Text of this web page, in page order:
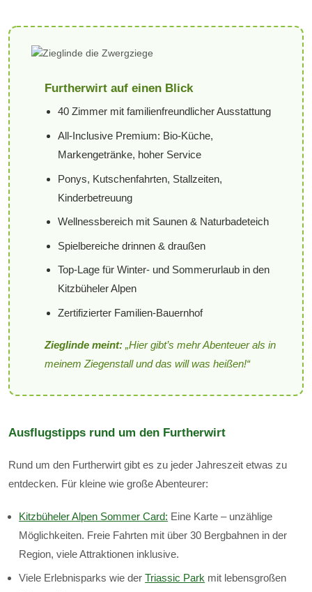
Furtherwirt auf einen Blick
40 Zimmer mit familienfreundlicher Ausstattung
All-Inclusive Premium: Bio-Küche,
Markengetränke, hoher Service
Ponys, Kutschenfahrten, Stallzeiten,
Kinderbetreuung
Wellnessbereich mit Saunen & Naturbadeteich
Spielbereiche drinnen & draußen
Top-Lage für Winter- und Sommerurlaub in den
Kitzbüheler Alpen
Zertifizierter Familien-Bauernhof
Zieglinde meint: „Hier gibt’s mehr Abenteuer als in
meinem Ziegenstall und das will was heißen!“
Ausflugstipps rund um den Furtherwirt
Rund um den Furtherwirt gibt es zu jeder Jahreszeit etwas zu
entdecken. Für kleine wie große Abenteurer:
Kitzbüheler Alpen Sommer Card: Eine Karte – unzählige
Möglichkeiten. Freie Fahrten mit über 30 Bergbahnen in der
Region, viele Attraktionen inklusive.
Viele Erlebnisparks wie derTriassic Park mit lebensgroßen